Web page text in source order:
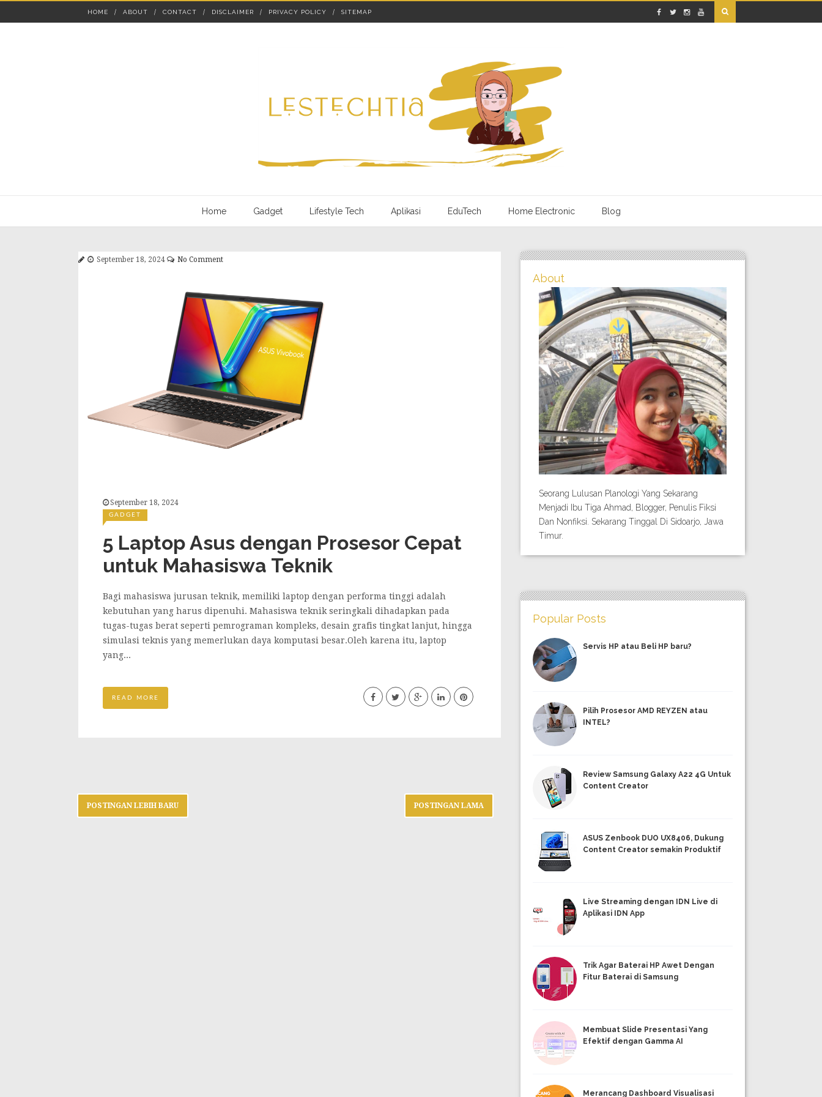
HOME ABOUT CONTACT DISCLAIMER PRIVACY POLICY SITEMAP
Home Gadget Lifestyle Tech Aplikasi EduTech Home Electronic Blog
September 18, 2024 No Comment
September 18, 2024
GADGET
5 Laptop Asus dengan Prosesor Cepat
untuk Mahasiswa Teknik
Bagi mahasiswa jurusan teknik, memiliki laptop dengan performa tinggi adalah
kebutuhan yang harus dipenuhi. Mahasiswa teknik seringkali dihadapkan pada
tugas-tugas berat seperti pemrograman kompleks, desain grafis tingkat lanjut, hingga
simulasi teknis yang memerlukan daya komputasi besar.Oleh karena itu, laptop
yang...
READ MORE
POSTINGAN LEBIH BARU POSTINGAN LAMA
About
Seorang Lulusan Planologi Yang Sekarang
Menjadi Ibu Tiga Ahmad, Blogger, Penulis Fiksi
Dan Nonfiksi. Sekarang Tinggal Di Sidoarjo, Jawa
Timur.
Popular Posts
Servis HP atau Beli HP baru?
Pilih Prosesor AMD REYZEN atau
INTEL?
Review Samsung Galaxy A22 4G Untuk
Content Creator
ASUS Zenbook DUO UX8406, Dukung
Content Creator semakin Produktif
Live Streaming dengan IDN Live di
Aplikasi IDN App
Trik Agar Baterai HP Awet Dengan
Fitur Baterai di Samsung
Membuat Slide Presentasi Yang
Efektif dengan Gamma AI
Merancang Dashboard Visualisasi